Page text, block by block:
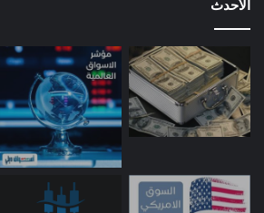
الأحدث